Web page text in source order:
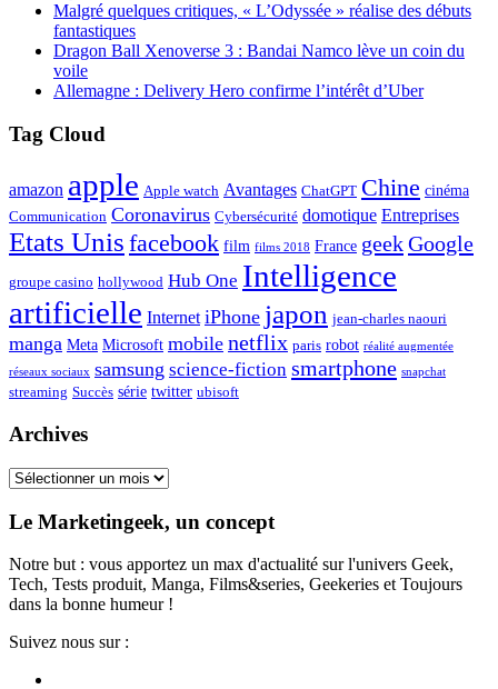
Malgré quelques critiques, « L’Odyssée » réalise des débuts
fantastiques
Dragon Ball Xenoverse 3 : Bandai Namco lève un coin du
voile
Allemagne : Delivery Hero confirme l’intérêt d’Uber
Tag Cloud
amazon apple Apple watch Avantages ChatGPT Chine cinéma
Communication Coronavirus Cybersécurité domotique Entreprises
Etats Unis facebook film films 2018 France geekGoogle
groupe casino hollywood Hub One Intelligence
artificielle Internet iPhone japon jean-charles naouri
manga Meta Microsoft mobile netflix paris robot réalité augmentée
réseaux sociaux samsung science-fiction smartphone snapchat
streaming Succès série twitter ubisoft
Archives
Archives
Le Marketingeek, un concept
Notre but : vous apportez un max d'actualité sur l'univers Geek,
Tech, Tests produit, Manga, Films&series, Geekeries et Toujours
dans la bonne humeur !
Suivez nous sur :